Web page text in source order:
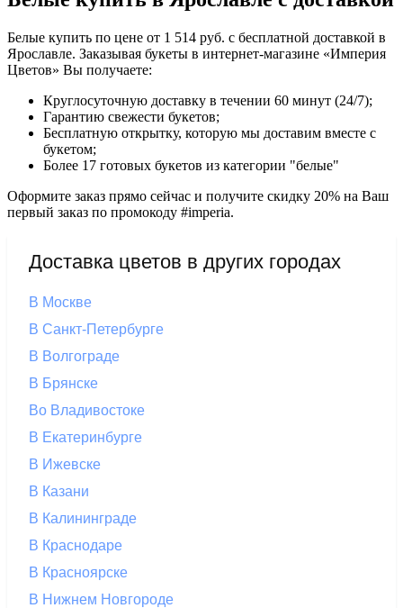
Белые купить по цене от 1 514 руб. с бесплатной доставкой в
Ярославле. Заказывая букеты в интернет-магазине «Империя
Цветов» Вы получаете:
Круглосуточную доставку в течении 60 минут (24/7);
Гарантию свежести букетов;
Бесплатную открытку, которую мы доставим вместе с
букетом;
Более 17 готовых букетов из категории "белые"
Оформите заказ прямо сейчас и получите скидку 20% на Ваш
первый заказ по промокоду #imperia.
Доставка цветов в других городах
В Москве
В Санкт-Петербурге
В Волгограде
В Брянске
Во Владивостоке
В Екатеринбурге
В Ижевске
В Казани
В Калининграде
В Краснодаре
В Красноярске
В Нижнем Новгороде